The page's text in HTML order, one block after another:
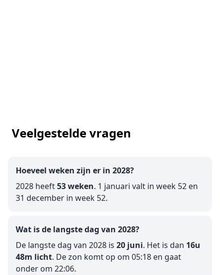
Veelgestelde vragen
Hoeveel weken zijn er in 2028?
2028 heeft53 weken. 1 januari valt in week 52 en
31 december in week 52.
Wat is de langste dag van 2028?
De langste dag van 2028 is 20 juni. Het is dan 16u
48m licht. De zon komt op om 05:18 en gaat
onder om 22:06.